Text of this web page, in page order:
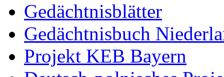
Gedächtnisblätter
Gedächtnisbuch
Projekt KEB Bayern